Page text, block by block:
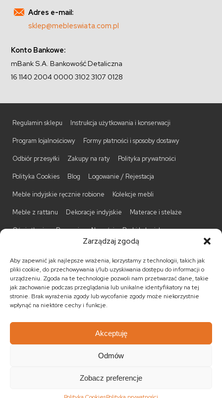
Zarządzaj zgodą
Aby zapewnić jak najlepsze wrażenia, korzystamy z technologii, takich jak
pliki cookie, do przechowywania i/lub uzyskiwania dostępu do informacji o
urządzeniu. Zgoda na te technologie pozwoli nam przetwarzać dane, takie
jak zachowanie podczas przeglądania lub unikalne identyfikatory na tej
stronie. Brak wyrażenia zgody lub wycofanie zgody może niekorzystnie
wpłynąć na niektóre cechy i funkcje.
Akceptuję
Odmów
Zobacz preferencje
Adres e-mail:
sklep@mebleswiata.com.pl
Konto Bankowe:
mBank S.A. Bankowość Detaliczna
16 1140 2004 0000 3102 3107 0128
Regulamin sklepu Instrukcja użytkowania i konserwacji
Program lojalnościowy Formy płatności i sposoby dostawy
Odbiór przesyłki Zakupy na raty Polityka prywatności
Polityka Cookies Blog Logowanie / Rejestacja
Meble indyjskie ręcznie robione Kolekcje mebli
Meble z rattanu Dekoracje indyjskie Materace i stelaże
Oświetlenie Promocje Nowości Barki kolonialne
Komody kolonialne Krzesła kolonialne
Kufry indyjskie Ławki kolonialne Łóżka kolonialne
Parawany kolonialne Półki kolonialne Regały kolonialne
Stojaki na CD Stoliki kawowe Stoliki nocne
MEBLE ŚWIATA
KULIKOWSKI-IT.pl Strony internetowe Szczecin